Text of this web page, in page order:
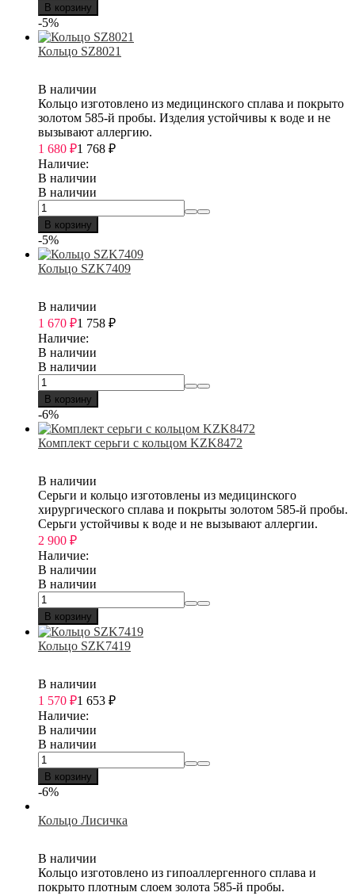
В корзину
-5%
Кольцо SZ8021
В наличии
Кольцо изготовлено из медицинского сплава и покрыто
золотом 585-й пробы. Изделия устойчивы к воде и не
вызывают аллергию.
1 680 ₽1 768 ₽
Наличие:
В наличии
В наличии
В корзину
-5%
Кольцо SZK7409
В наличии
1 670 ₽1 758 ₽
Наличие:
В наличии
В наличии
В корзину
-6%
Комплект серьги с кольцом KZK8472
В наличии
Серьги и кольцо изготовлены из медицинского
хирургического сплава и покрыты золотом 585-й пробы.
Серьги устойчивы к воде и не вызывают аллергии.
2 900 ₽
Наличие:
В наличии
В наличии
В корзину
Кольцо SZK7419
В наличии
1 570 ₽1 653 ₽
Наличие:
В наличии
В наличии
В корзину
-6%
Кольцо Лисичка
В наличии
Кольцо изготовлено из гипоаллергенного сплава и
покрыто плотным слоем золота 585-й пробы.